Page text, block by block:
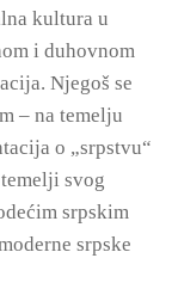
kultura u
i duhovnom
Njegoš se
– na temelju
o „srpstvu“
svog
srpskim
srpske